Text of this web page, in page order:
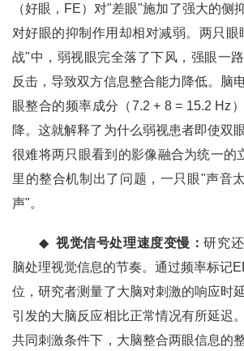
（好眼，FE）对"差眼"施加了强大的侧
对好眼的抑制作用却相对减弱。两只
战"中，弱视眼完全落了下风，强眼一
反击，导致双方信息整合能力降低。脑
眼整合的频率成分（7.2 + 8 = 15.2 Hz
降。这就解释了为什么弱视患者即使双
很难将两只眼看到的影像融合为统一的
里的整合机制出了问题，一只眼"声音
声"。
◆ 视觉信号处理速度变慢：研究
脑处理视觉信息的节奏。通过频率标记
位，研究者测量了大脑对刺激的响应时
引发的大脑反应相比正常情况有所延迟
共同刺激条件下，大脑整合两眼信息的